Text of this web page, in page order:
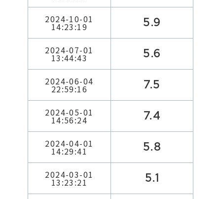
2024-10-01
14:23:19 5.9
2024-07-01
13:44:43 5.6
2024-06-04
22:59:16 7.5
2024-05-01
14:56:24 7.4
2024-04-01
14:29:41 5.8
2024-03-01
13:23:21 5.1